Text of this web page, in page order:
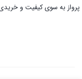
پرواز به سوی کیفیت و